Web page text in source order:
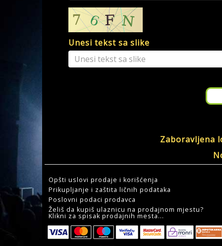
Unesi tekst sa slike
Zaboravljena
Opšti uslovi prodaje i korišćenja
Prikupljanje i zaštita ličnih podataka
Poslovni podaci prodavca
Želiš da kupiš ulaznicu na prodajnom mjestu?
Klikni za spisak prodajnih mesta...